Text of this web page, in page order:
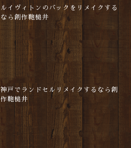
ルイヴィトンのバックをリメイクする
なら創作鞄槌井
神戸でランドセルリメイクするなら創
作鞄槌井